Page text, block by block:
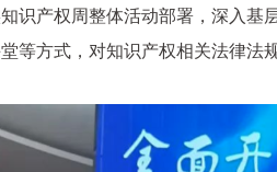
识产权周整体活动部署，深入
等方式，对知识产权相关法律